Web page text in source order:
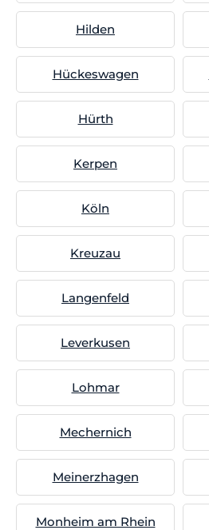
Hilden
Hückeswagen
Hürth
Kerpen
Köln
Kreuzau
Langenfeld
Leverkusen
Lohmar
Mechernich
Meinerzhagen
Monheim am Rhein